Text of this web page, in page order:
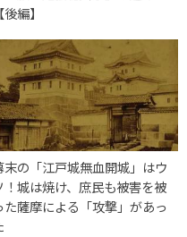
【後編】
末の「江戸城無血開城」はウ
！城は焼け、庶民も被害を被
た薩摩による「攻撃」があっ